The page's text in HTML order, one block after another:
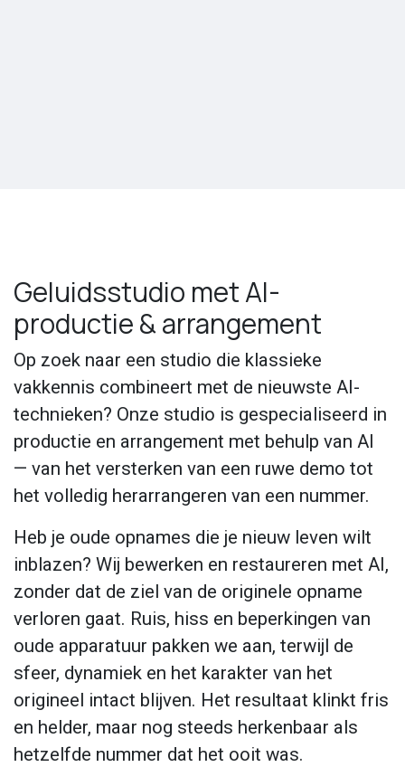
Geluidsstudio met AI-
productie & arrangement
Op zoek naar een studio die klassieke
vakkennis combineert met de nieuwste AI-
technieken? Onze studio is gespecialiseerd in
productie en arrangement met behulp van AI
— van het versterken van een ruwe demo tot
het volledig herarrangeren van een nummer.
Heb je oude opnames die je nieuw leven wilt
inblazen? Wij bewerken en restaureren met AI,
zonder dat de ziel van de originele opname
verloren gaat. Ruis, hiss en beperkingen van
oude apparatuur pakken we aan, terwijl de
sfeer, dynamiek en het karakter van het
origineel intact blijven. Het resultaat klinkt fris
en helder, maar nog steeds herkenbaar als
hetzelfde nummer dat het ooit was.